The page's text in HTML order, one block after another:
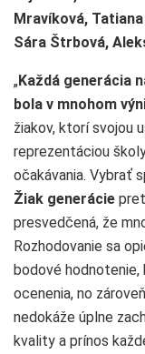
Mravíková,
Sára Štrbová,
„Každá generácia
bola v mnohom
žiakov, ktorí svojou
reprezentáciou
očakávania. Vybrať
Žiak generácie
presvedčená, že
Rozhodovanie sa
bodové
ocenenia, no
nedokáže úplne
kvality a prínos